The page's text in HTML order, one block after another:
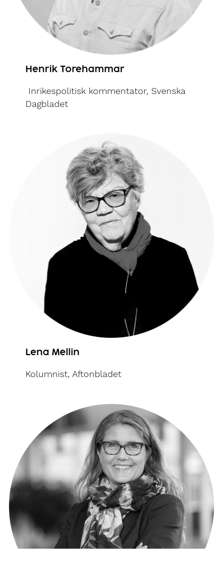
Henrik Torehammar
Inrikespolitisk kommentator, Svenska
Dagbladet
Lena Mellin
Kolumnist, Aftonbladet